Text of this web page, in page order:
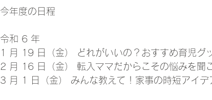
今年度の日程
令和 6 年
1 月 19 日（金） どれがいいの？おすすめ育児グ
2 月 16 日（金） 転入ママだからこその悩みを聞
3 月 1 日（金） みんな教えて！家事の時短アイデ